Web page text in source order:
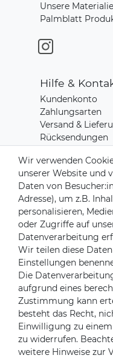
Unsere
Palmblatt
Hilfe &
Kundenkonto
Zahlungsarten
Versand &
Rücksendungen
Versandpartner
Wir verwenden
unserer Website und
Daten von
Adresse), um z.B.
personalisieren,
oder Zugriffe auf
Datenverarbeitung
Wir teilen diese
Einstellungen
Die
aufgrund eines
Zustimmung kann
besteht das Recht,
Einwilligung zu
zu widerrufen.
weitere Hinweise zur